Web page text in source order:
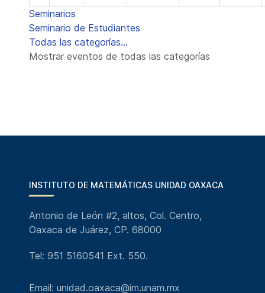
Seminarios
Seminario de Estudiantes
Todas las categorías...
Mostrar eventos de todas las categorías
INSTITUTO DE MATEMÁTICAS UNIDAD OAXACA
Antonio de León #2, altos, Col. Centro,
Oaxaca de Juárez, CP. 68000
Tel: 951 5160541 Ext. 550.
Email: unidad.oaxaca@im.unam.mx